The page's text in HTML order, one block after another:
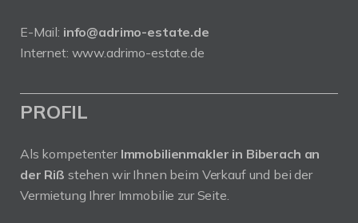
E-Mail: info@adrimo-estate.de
Internet: www.adrimo-estate.de
PROFIL
Als kompetenter Immobilienmakler in Biberach an
der Riß stehen wir Ihnen beim Verkauf und bei der
Vermietung Ihrer Immobilie zur Seite.